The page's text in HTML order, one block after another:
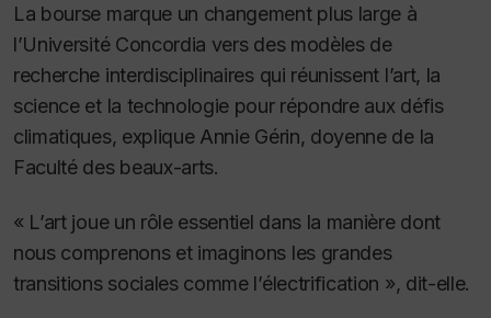
La bourse marque un changement plus large à
l’Université Concordia vers des modèles de
recherche interdisciplinaires qui réunissent l’art, la
science et la technologie pour répondre aux défis
climatiques, explique Annie Gérin, doyenne de la
Faculté des beaux-arts.
« L’art joue un rôle essentiel dans la manière dont
nous comprenons et imaginons les grandes
transitions sociales comme l’électrification », dit-elle.